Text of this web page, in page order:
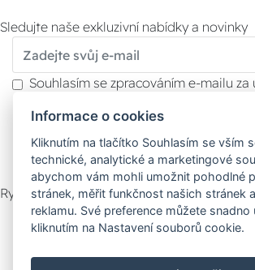
Sledujte naše exkluzivní nabídky a novinky
Souhlasím se zpracováním e-mailu za
Více informací naleznete v
údajů . Souhlas můžete kdykoliv
Rychlý kontakt
Zákaznický servis Vyzvednutí
Informace o cookies
Kliknutím na tlačítko Souhlasím se vším
technické, analytické a marketingové
abychom vám mohli umožnit pohodlné
stránek, měřit funkčnost našich stránek
reklamu. Své preference můžete snadno
kliknutím na Nastavení souborů cookie.